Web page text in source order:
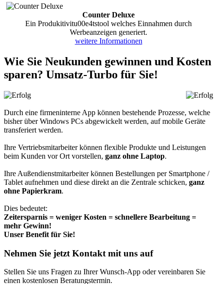
Counter Deluxe
Ein Produkitivitu00e4tstool welches Einnahmen durch
Werbeanzeigen generiert.
weitere Informationen
Wie Sie Neukunden gewinnen und Kosten
sparen? Umsatz-Turbo für Sie!
Durch eine firmeninterne App können bestehende Prozesse, welche
bisher über Windows PCs abgewickelt werden, auf mobile Geräte
transferiert werden.
Ihre Vertriebsmitarbeiter können flexible Produkte und Leistungen
beim Kunden vor Ort vorstellen, ganz ohne Laptop.
Ihre Außendienstmitarbeiter können Bestellungen per Smartphone /
Tablet aufnehmen und diese direkt an die Zentrale schicken, ganz
ohne Papierkram.
Dies bedeutet:
Zeitersparnis = weniger Kosten = schnellere Bearbeitung =
mehr Gewinn!
Unser Benefit für Sie!
Nehmen Sie jetzt Kontakt mit uns auf
Stellen Sie uns Fragen zu Ihrer Wunsch-App oder vereinbaren Sie
einen kostenlosen Beratungstermin.